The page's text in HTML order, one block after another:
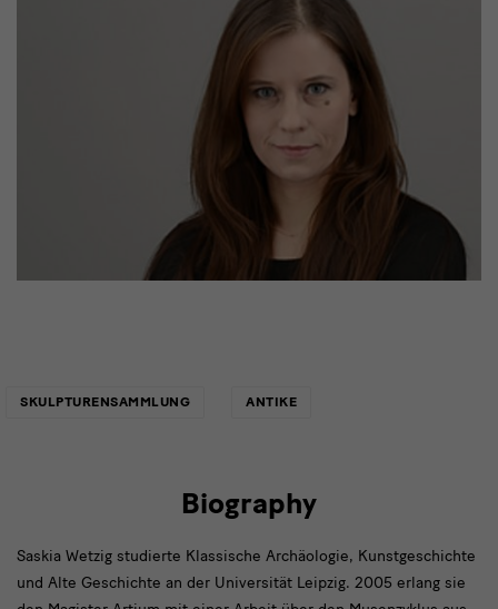
SKULPTURENSAMMLUNG ANTIKE
Biography
Saskia Wetzig studierte Klassische Archäologie, Kunstgeschichte
und Alte Geschichte an der Universität Leipzig. 2005 erlang sie